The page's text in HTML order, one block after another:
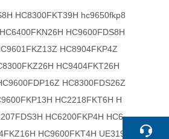
HC8300FKT39H hc9650fkp8
HC9600FDS8H
HC8904FKP4Z
HC9404FKT26H
HC8300FDS26Z
HC2218FKT6H H
HC6200FKP4H HC6
HC9600FKT4H UE319